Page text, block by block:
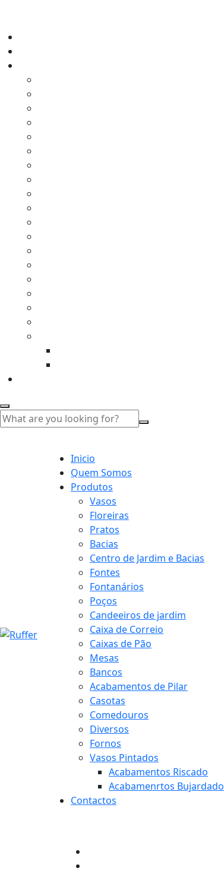
Inicio
Quem Somos
Produtos
Vasos
Floreiras
Pratos
Bacias
Centro de Jardim e Bacias
Fontes
Fontanários
Poços
Candeeiros de jardim
Caixa de Correio
Caixas de Pão
Mesas
Bancos
Acabamentos de Pilar
Casotas
Comedouros
Diversos
Fornos
Vasos Pintados
Acabamentos Riscado
Acabamenrtos Bujardado
Contactos